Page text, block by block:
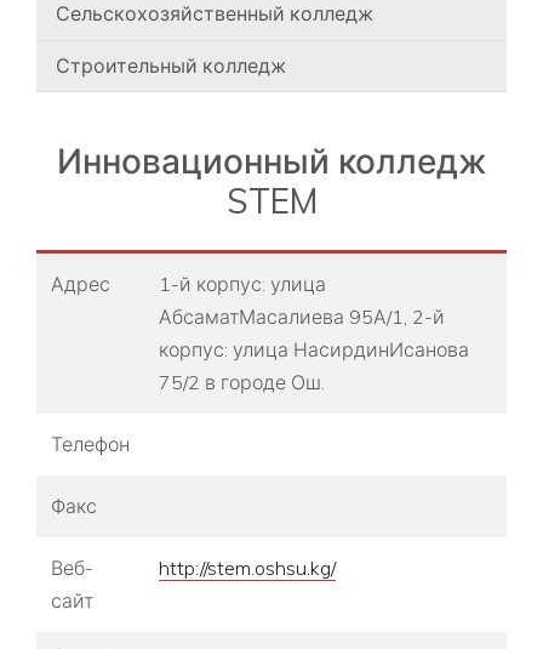
Сельскохозяйственный колледж
Строительный колледж
Инновационный колледж
STEM
Адрес
1-й корпус: улица
АбсаматМасалиева 95А/1, 2-й
корпус: улица НасирдинИсанова
75/2 в городе Ош.
Телефон
Факс
Веб-
сайт
http://stem.oshsu.kg/